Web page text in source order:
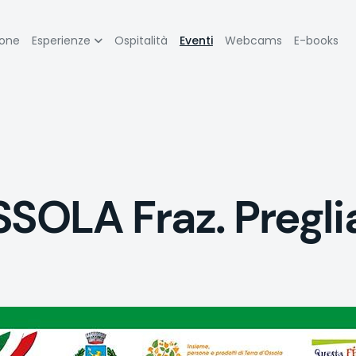
Esperienze Ospitalità Eventi Webcams E-books
Fraz.